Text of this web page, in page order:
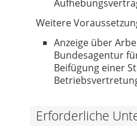
Weitere
Anzeige über
Bundesagentur
Beifügung einer
Erforderliche